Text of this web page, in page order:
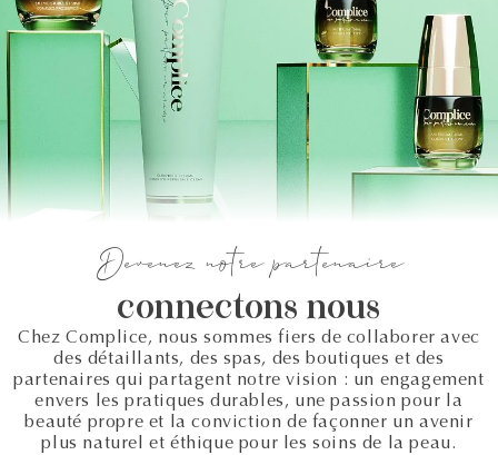
Devenez notre partenaire
connectons nous
Chez Complice, nous sommes fiers de collaborer avec
des détaillants, des spas, des boutiques et des
partenaires qui partagent notre vision : un engagement
envers les pratiques durables, une passion pour la
beauté propre et la conviction de façonner un avenir
plus naturel et éthique pour les soins de la peau.